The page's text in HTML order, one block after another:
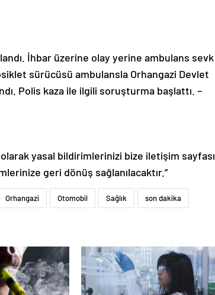
İhbar üzerine olay yerine ambulans sevk
sürücüsü ambulansla Orhangazi Devlet
Polis kaza ile ilgili soruşturma başlattı. –
yasal bildirimlerinizi bize iletişim sayfası
geri dönüş sağlanılacaktır.”
Orhangazi Otomobil Sağlık son dakika